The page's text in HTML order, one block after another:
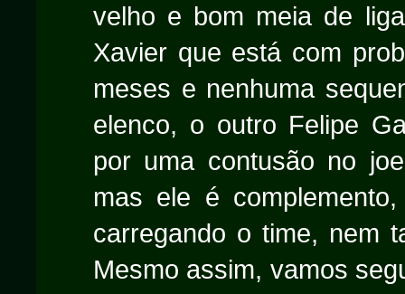
velho e bom meia de
Xavier que está com
meses e nenhuma
elenco, o outro Felipe
por uma contusão no
mas ele é
carregando o time, nem
Mesmo assim, vamos